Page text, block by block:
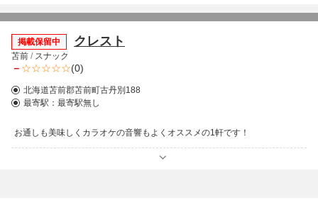
掲載保留中 クレスト
苫前 / スナック
－ (0)
北海道苫前郡苫前町古丹別188
最寄駅： 最寄駅無し
お通しも美味しくカラオケの音響もよくオススメの1軒です！